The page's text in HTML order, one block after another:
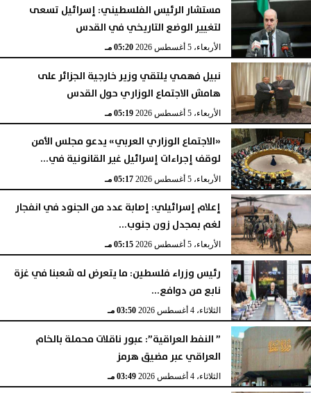
مستشار الرئيس الفلسطيني: إسرائيل تسعى
لتغيير الوضع التاريخي في القدس
الأربعاء، 5 أغسطس 2026 05:20 مـ
نبيل فهمي يلتقي وزير خارجية الجزائر على
هامش الاجتماع الوزاري حول القدس
الأربعاء، 5 أغسطس 2026 05:19 مـ
«الاجتماع الوزاري العربي» يدعو مجلس الأمن
لوقف إجراءات إسرائيل غير القانونية في...
الأربعاء، 5 أغسطس 2026 05:17 مـ
إعلام إسرائيلي: إصابة عدد من الجنود في انفجار
لغم بمجدل زون جنوب...
الأربعاء، 5 أغسطس 2026 05:15 مـ
رئيس وزراء فلسطين: ما يتعرض له شعبنا في غزة
نابع من دوافع...
الثلاثاء، 4 أغسطس 2026 03:50 مـ
” النفط العراقية”: عبور ناقلات محملة بالخام
العراقي عبر مضيق هرمز
الثلاثاء، 4 أغسطس 2026 03:49 مـ